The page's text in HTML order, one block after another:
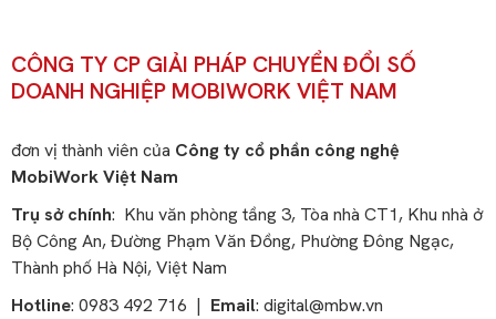
CÔNG TY CP GIẢI PHÁP CHUYỂN ĐỔI SỐ
DOANH NGHIỆP MOBIWORK VIỆT NAM
đơn vị thành viên của Công ty cổ phần công nghệ
MobiWork Việt Nam
Trụ sở chính: Khu văn phòng tầng 3, Tòa nhà CT1, Khu nhà ở
Bộ Công An, Đường Phạm Văn Đồng, Phường Đông Ngạc,
Thành phố Hà Nội, Việt Nam
Hotline: 0983 492 716 | Email: digital@mbw.vn